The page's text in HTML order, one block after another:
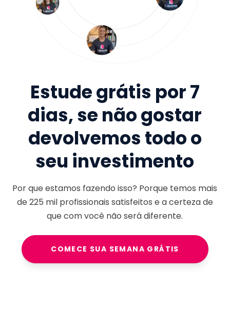
Estude grátis por 7
dias, se não gostar
devolvemos todo o
seu investimento
Por que estamos fazendo isso? Porque temos mais
de225 milprofissionais satisfeitos e a certeza de
que com você não será diferente.
COMECE SUA SEMANA GRÁTIS